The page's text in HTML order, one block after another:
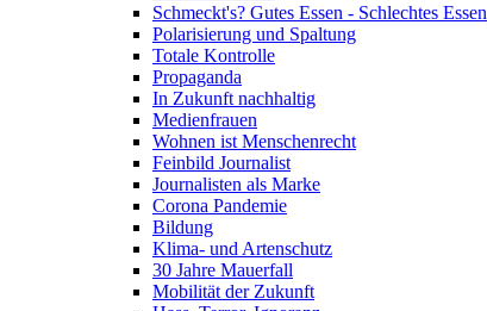
Schmeckt's? Gutes Essen - Schlechtes Essen
Polarisierung und Spaltung
Totale Kontrolle
Propaganda
In Zukunft nachhaltig
Medienfrauen
Wohnen ist Menschenrecht
Feinbild Journalist
Journalisten als Marke
Corona Pandemie
Bildung
Klima- und Artenschutz
30 Jahre Mauerfall
Mobilität der Zukunft